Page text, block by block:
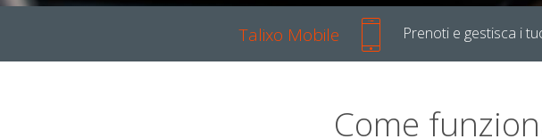
Talixo Mobile Prenoti e gestisca i
Come